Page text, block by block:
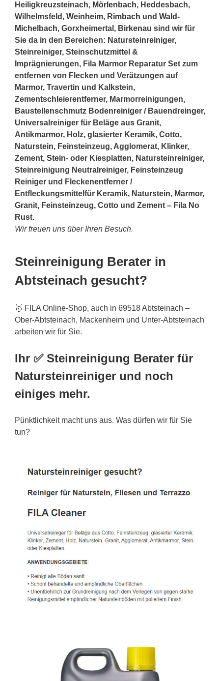
Heiligkreuzsteinach, Mörlenbach, Heddesbach,
Wilhelmsfeld, Weinheim, Rimbach und Wald-
Michelbach, Gorxheimertal, Birkenau sind wir für
Sie da in den Bereichen: Natursteinreiniger,
Steinreiniger, Steinschutzmittel &
Imprägnierungen, Fila Marmor Reparatur Set zum
entfernen von Flecken und Verätzungen auf
Marmor, Travertin und Kalkstein,
Zementschleierentferner, Marmorreinigungen,
Baustellenschmutz Bodenreiniger / Bauendreinger,
Universalreiniger für Beläge aus Granit,
Antikmarmor, Holz, glasierter Keramik, Cotto,
Naturstein, Feinsteinzeug, Agglomerat, Klinker,
Zement, Stein- oder Kiesplatten, Natursteinreiniger,
Steinreinigung Neutralreiniger, Feinsteinzeug
Reiniger und Fleckenentferner /
Entfleckungsmittelfür Keramik, Naturstein, Marmor,
Granit, Feinsteinzeug, Cotto und Zement – Fila No
Rust.
Wir freuen uns über Ihren Besuch.
Steinreinigung Berater in
Abtsteinach gesucht?
🥇 FILA Online-Shop, auch in 69518 Abtsteinach –
Ober-Abtsteinach, Mackenheim und Unter-Abtsteinach
arbeiten wir für Sie.
Ihr ✅ Steinreinigung Berater für
Natursteinreiniger und noch
einiges mehr.
Pünktlichkeit macht uns aus. Was dürfen wir für Sie
tun?